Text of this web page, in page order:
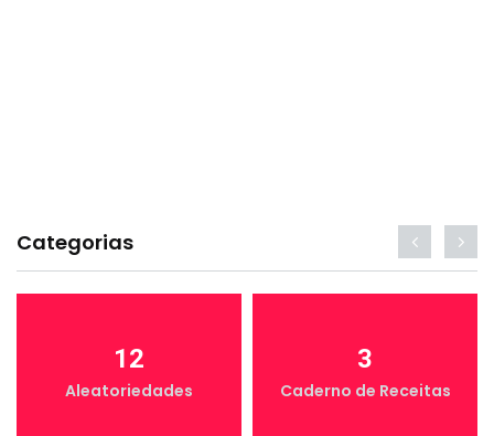
Categorias
12
Aleatoriedades
3
Caderno de Receitas